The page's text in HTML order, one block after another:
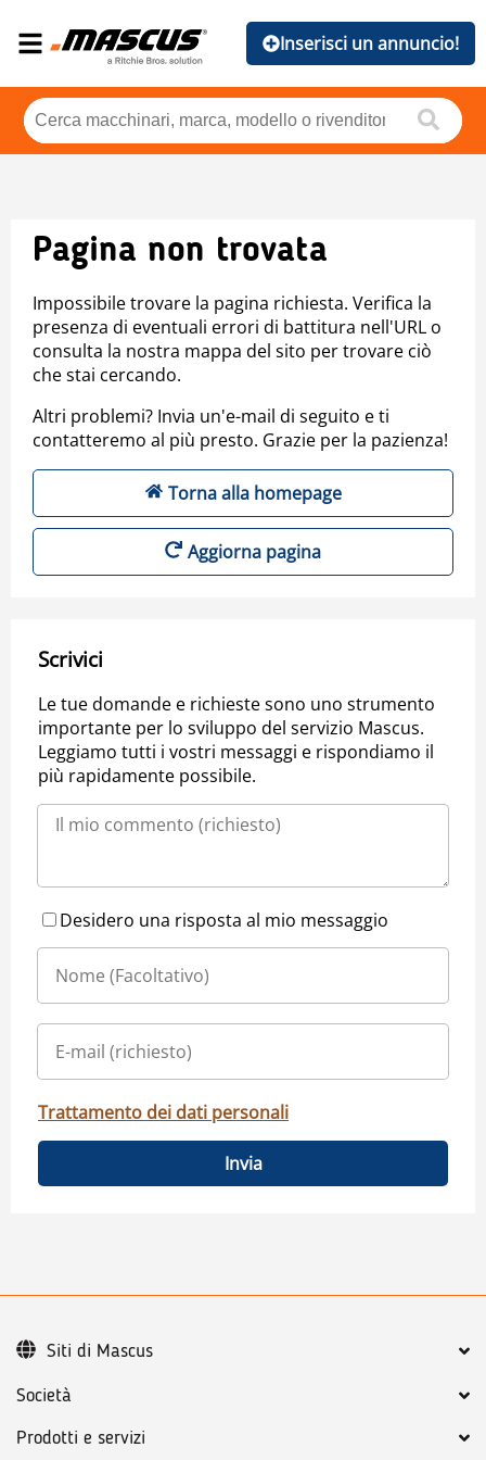
Inserisci un annuncio!
Pagina non trovata
Impossibile trovare la pagina richiesta. Verifica la
presenza di eventuali errori di battitura nell'URL o
consulta la nostra mappa del sito per trovare ciò
che stai cercando.
Altri problemi? Invia un'e-mail di seguito e ti
contatteremo al più presto. Grazie per la pazienza!
Torna alla homepage
Aggiorna pagina
Scrivici
Le tue domande e richieste sono uno strumento
importante per lo sviluppo del servizio Mascus.
Leggiamo tutti i vostri messaggi e rispondiamo il
più rapidamente possibile.
Desidero una risposta al mio messaggio
Trattamento dei dati personali
Invia
Società
Prodotti e servizi
Siti di Mascus